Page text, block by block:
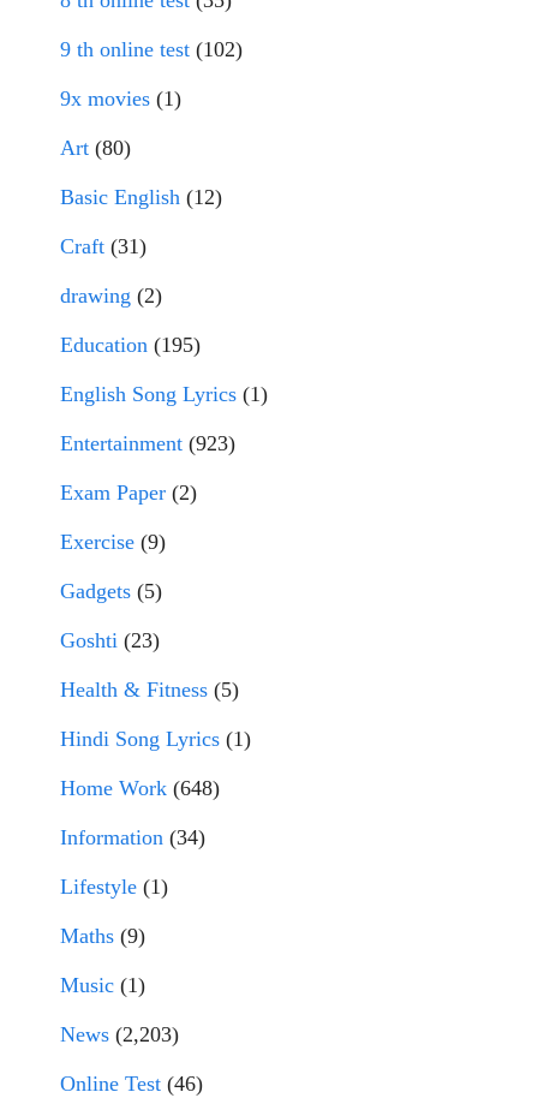
9 th online test (102)
9x movies (1)
Art (80)
Basic English (12)
Craft (31)
drawing (2)
Education (195)
English Song Lyrics (1)
Entertainment (923)
Exam Paper (2)
Exercise (9)
Gadgets (5)
Goshti (23)
Health & Fitness (5)
Hindi Song Lyrics (1)
Home Work (648)
Information (34)
Lifestyle (1)
Maths (9)
Music (1)
News (2,203)
Online Test (46)